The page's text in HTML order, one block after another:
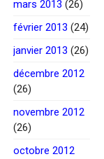
mars 2013 (26)
février 2013 (24)
janvier 2013 (26)
décembre 2012
(26)
novembre 2012
(26)
octobre 2012